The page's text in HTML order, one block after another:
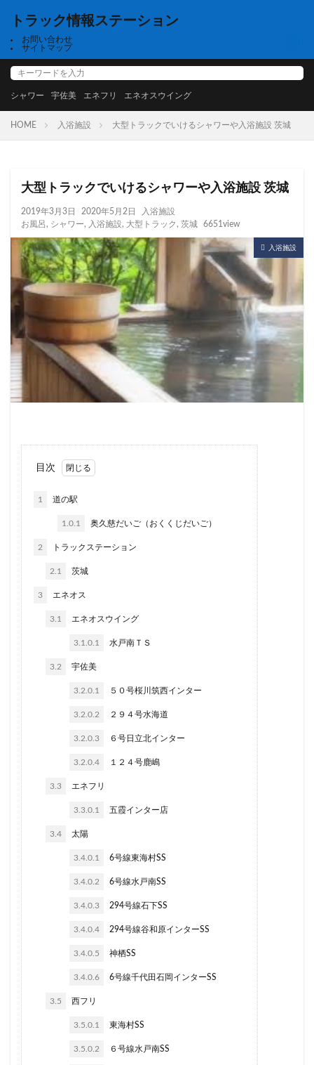
トラック情報ステーション
お問い合わせ
サイトマップ
シャワー 宇佐美 エネフリ エネオスウイング
HOME 入浴施設 大型トラックでいけるシャワーや入浴施設 茨城
大型トラックでいけるシャワーや入浴施設 茨城
2019年3月3日 2020年5月2日
入浴施設
お風呂 , シャワー, 入浴施設, 大型トラック , 茨城 6651view
入浴施設
目次
1 道の駅
1.0.1 奥久慈だいご（おくくじだいご）
2 トラックステーション
2.1 茨城
3 エネオス
3.1 エネオスウイング
3.1.0.1 水戸南ＴＳ
3.2 宇佐美
3.2.0.1 ５０号桜川筑西インター
3.2.0.2 ２９４号水海道
3.2.0.3 ６号日立北インター
3.2.0.4 １２４号鹿嶋
3.3 エネフリ
3.3.0.1 五霞インター店
3.4 太陽
3.4.0.1 6号線東海村SS
3.4.0.2 6号線水戸南SS
3.4.0.3 294号線石下SS
3.4.0.4 294号線谷和原インターSS
3.4.0.5 神栖SS
3.4.0.6 6号線千代田石岡インターSS
3.5 西フリ
3.5.0.1 東海村SS
3.5.0.2 ６号線水戸南SS